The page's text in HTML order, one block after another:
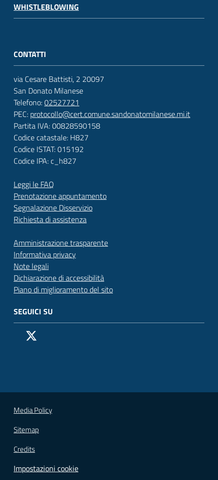
WHISTLEBLOWING
CONTATTI
via Cesare Battisti, 2 20097
San Donato Milanese
Telefono:02527721
PEC: protocollo@cert.comune.sandonatomilanese.mi.it
Partita IVA: 00828590158
Codice catastale: H827
Codice ISTAT: 015192
Codice IPA: c_h827
Leggi le FAQ
Prenotazione appuntamento
Segnalazione Disservizio
Richiesta di assistenza
Amministrazione trasparente
Informativa privacy
Note legali
Dichiarazione di accessibilità
Piano di miglioramento del sito
SEGUICI SU
Pagina Facebook del Comune di San Donato Milanese
Vai alla pagina
Media Policy
Sitemap
Credits
Impostazioni cookie